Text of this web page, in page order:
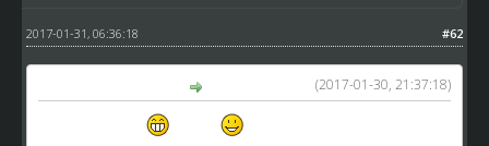
#62
2017-01-31, 06:36:18
(2017-01-30, 21:37:18)
witam bardzo konstruktywny post.